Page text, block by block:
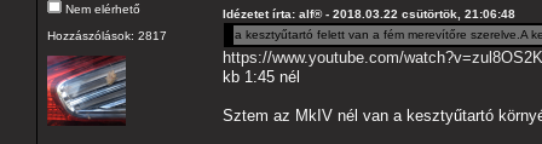
Nem elérhető
Hozzászólások: 2817
Idézetet írta: alf® - 2018.03.22 csütörtök, 21:06:48
a kesztyűtartó felett van a fém merevítőre szerelve.A
https://www.youtube.com/
kb 1:45 nél
Sztem az MkIV nél van a kesztyűtartó